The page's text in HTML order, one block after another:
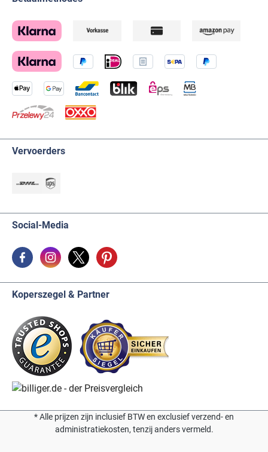
Vervoerders
Social-Media
Koperszegel & Partner
* Alle prijzen zijn inclusief BTW en exclusief verzend- en
administratiekosten, tenzij anders vermeld.